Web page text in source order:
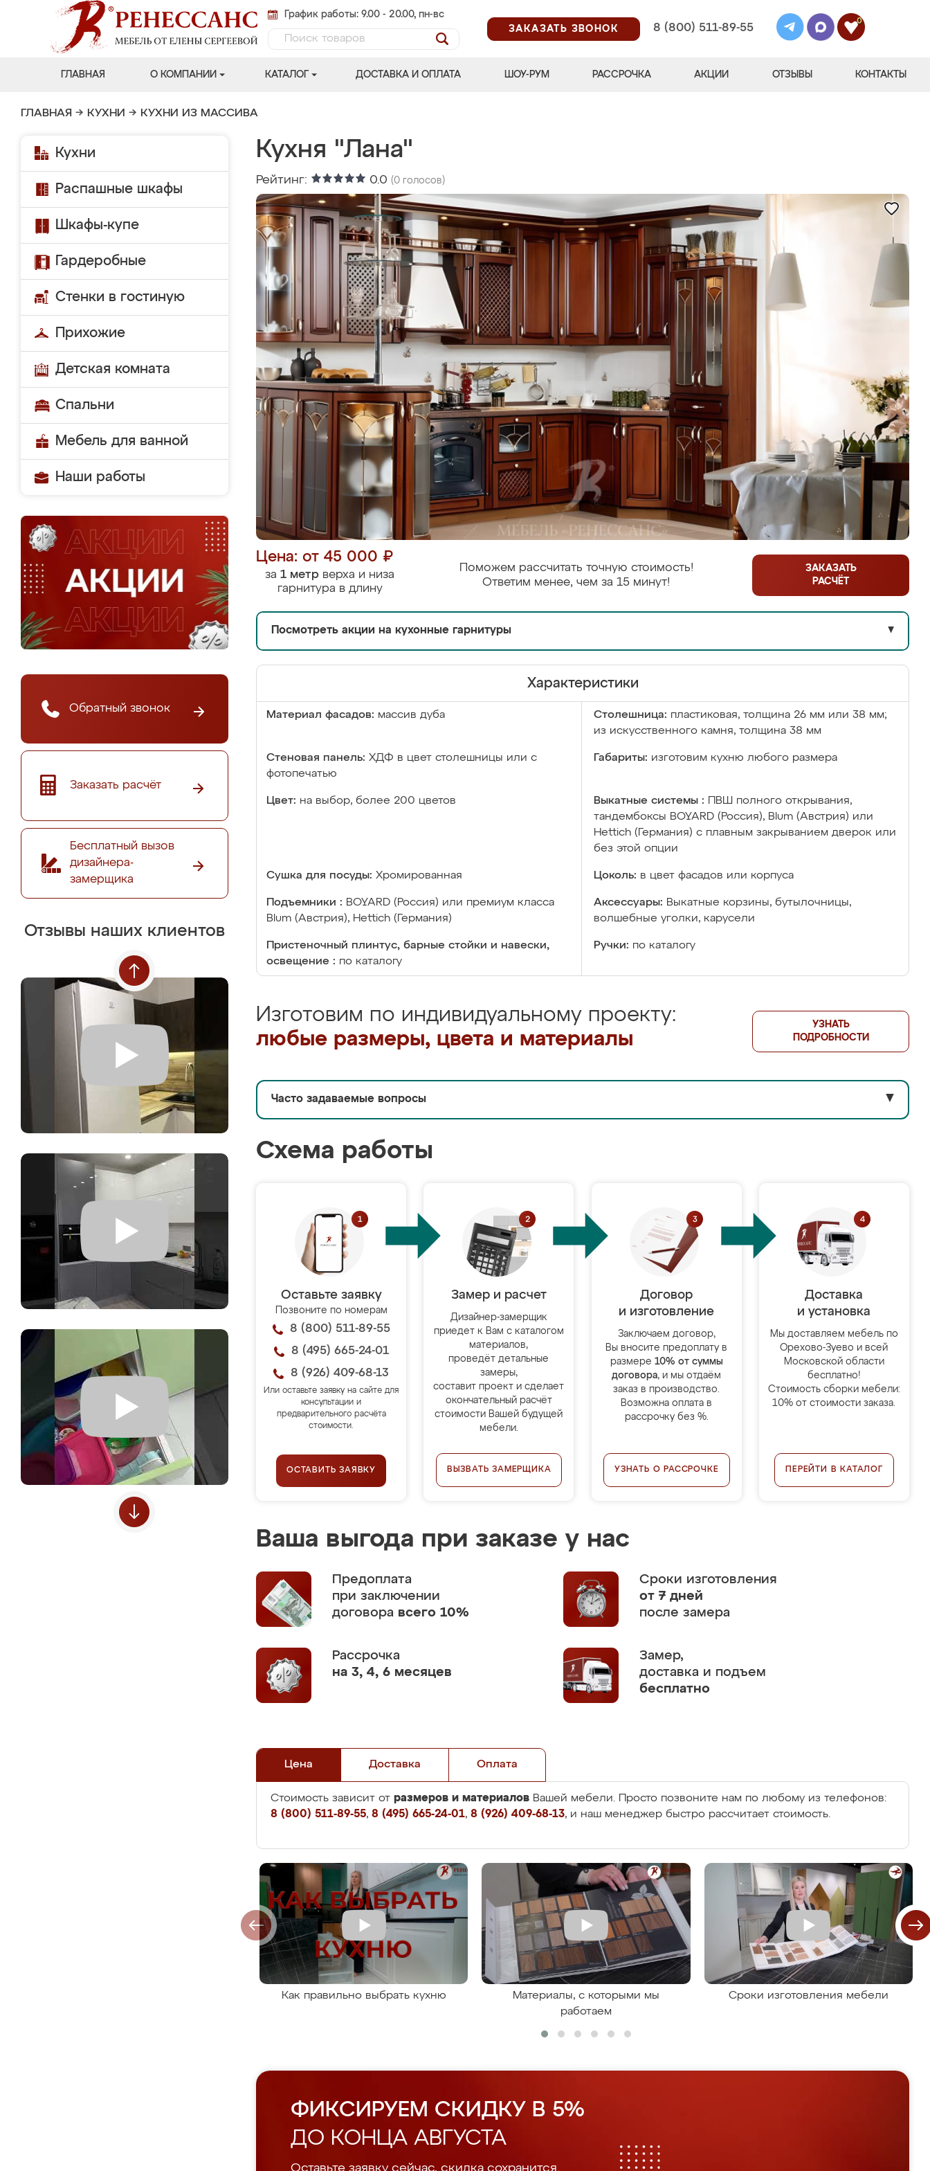
График работы: 9.00 - 20.00, пн-вс
ЗАКАЗАТЬ ЗВОНОК
8 (800) 511-89-55
0
ГЛАВНАЯ О КОМПАНИИ КАТАЛОГ ДОСТАВКА И ОПЛАТА ШОУ-РУМ РАССРОЧКА АКЦИИ ОТЗЫВЫ КОНТАКТЫ
ГЛАВНАЯ → КУХНИ → КУХНИ ИЗ МАССИВА
Кухни
Распашные шкафы
Шкафы-купе
Гардеробные
Стенки в гостиную
Прихожие
Детская комната
Спальни
Мебель для ванной
Наши работы
Обратный звонок
Заказать расчёт
Бесплатный вызов
дизайнера-
замерщика
Отзывы наших клиентов
Кухня "Лана"
Рейтинг: 0.0 (0 голосов)
Цена: от 45 000 ₽
за 1 метр верха и низа
гарнитура в длину
Поможем рассчитать точную стоимость!
Ответим менее, чем за 15 минут!
ЗАКАЗАТЬ
РАСЧЁТ
Посмотреть акции на кухонные гарнитуры ▼
Характеристики
Материал фасадов: массив дуба Столешница: пластиковая, толщина 26 мм или 38 мм;
из искусственного камня, толщина 38 мм
Стеновая панель: ХДФ в цвет столешницы или с
фотопечатью
Габариты: изготовим кухню любого размера
Цвет: на выбор, более 200 цветов Выкатные системы :
ПВШ полного открывания,
тандембоксы BOYARD (Россия), Blum (Австрия) или
Hettich (Германия) с плавным закрыванием дверок или
без этой опции
Сушка для посуды: Хромированная Цоколь: в цвет фасадов или корпуса
Подъемники : BOYARD (Россия) или премиум класса
Blum (Австрия), Hettich (Германия)
Аксессуары: Выкатные корзины, бутылочницы,
волшебные уголки, карусели
Пристеночный плинтус, барные стойки и навески,
освещение : по каталогу
Ручки: по каталогу
Изготовим по индивидуальному проекту:
любые размеры, цвета и материалы
УЗНАТЬ
ПОДРОБНОСТИ
Часто задаваемые вопросы ▼
Схема работы
Оставьте заявку
Позвоните по номерам
8 (800) 511-89-55
8 (495) 665-24-01
8 (926) 409-68-13
Или оставьте заявку на сайте для
консультации и
предварительного расчёта
стоимости.
ОСТАВИТЬ ЗАЯВКУ
Замер и расчет
Дизайнер-замерщик
приедет к Вам с каталогом
материалов,
проведёт детальные
замеры,
составит проект и сделает
окончательный расчёт
стоимости Вашей будущей
мебели.
ВЫЗВАТЬ ЗАМЕРЩИКА
Договор
и изготовление
Заключаем договор,
Вы вносите предоплату в
размере 10% от суммы
договора, и мы отдаём
заказ в производство.
Возможна оплата в
рассрочку без %.
УЗНАТЬ О РАССРОЧКЕ
Доставка
и установка
Мы доставляем мебель по
Орехово-Зуево и всей
Московской области
бесплатно!
Стоимость сборки мебели:
10% от стоимости заказа.
ПЕРЕЙТИ В КАТАЛОГ
Ваша выгода при заказе у нас
Предоплата
при заключении
договора всего 10%
Сроки изготовления
от 7 дней
после замера
Рассрочка
на 3, 4, 6 месяцев
Замер,
доставка и подъем
бесплатно
Цена Доставка Оплата
Стоимость зависит от размеров и материалов Вашей мебели. Просто позвоните нам по любому из телефонов:
8 (800) 511-89-55, 8 (495) 665-24-01, 8 (926) 409-68-13, и наш менеджер быстро рассчитает стоимость.
Как правильно выбрать кухню
Материалы, с которыми мы
работаем
Сроки изготовления мебели
ФИКСИРУЕМ СКИДКУ В 5%
ДО КОНЦА АВГУСТА
Оставьте заявку сейчас, скидка сохранится.